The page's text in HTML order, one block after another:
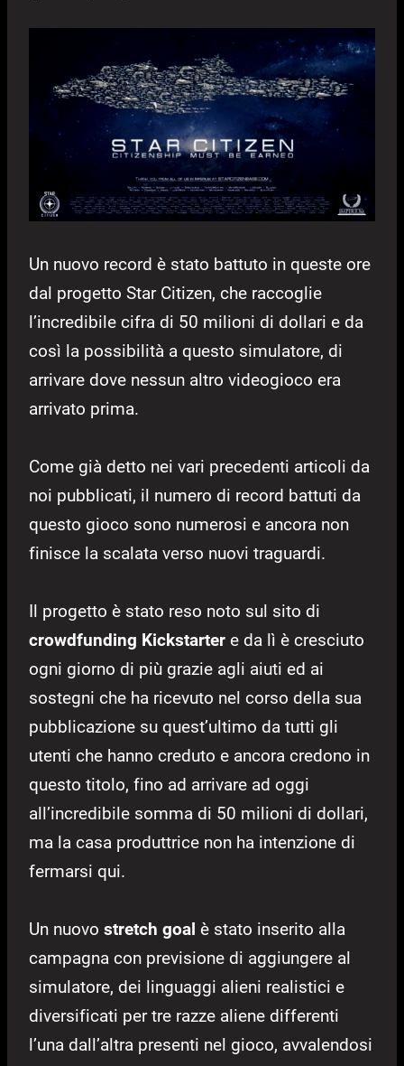
Un nuovo record è stato battuto in queste ore
dal progetto Star Citizen, che raccoglie
l’incredibile cifra di 50 milioni di dollari e da
così la possibilità a questo simulatore, di
arrivare dove nessun altro videogioco era
arrivato prima.
Come già detto nei vari precedenti articoli da
noi pubblicati, il numero di record battuti da
questo gioco sono numerosi e ancora non
finisce la scalata verso nuovi traguardi.
Il progetto è stato reso noto sul sito di
crowdfunding Kickstarter e da lì è cresciuto
ogni giorno di più grazie agli aiuti ed ai
sostegni che ha ricevuto nel corso della sua
pubblicazione su quest’ultimo da tutti gli
utenti che hanno creduto e ancora credono in
questo titolo, fino ad arrivare ad oggi
all’incredibile somma di 50 milioni di dollari,
ma la casa produttrice non ha intenzione di
fermarsi qui.
Un nuovo stretch goal è stato inserito alla
campagna con previsione di aggiungere al
simulatore, dei linguaggi alieni realistici e
diversificati per tre razze aliene differenti
l’una dall’altra presenti nel gioco, avvalendosi